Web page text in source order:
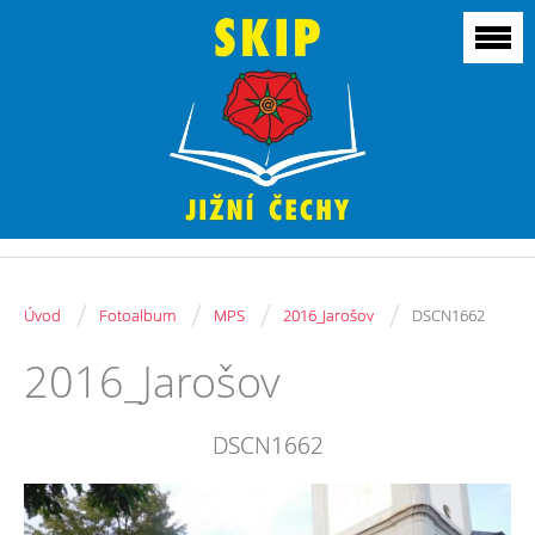
Úvod / Fotoalbum / MPS / 2016_Jarošov / DSCN1662
2016_Jarošov
DSCN1662